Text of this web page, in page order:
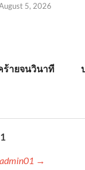
5, 2026
ร้ายจนวินาที
admin01 →